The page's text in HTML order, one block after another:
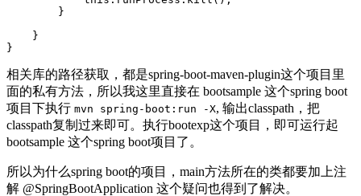
}
}
}
相关库的路径获取，都是spring-boot-maven-plugin这个项目里
面的私有方法，所以我这里直接在 bootsample 这个spring boot
项目下执行 mvn spring-boot:run -X, 输出classpath，把
classpath复制过来即可。执行bootexp这个项目，即可运行起
bootsample 这个spring boot项目了。
所以为什么spring boot的项目，main方法所在的类都要加上注
解 @SpringBootApplication 这个疑问也得到了解决。